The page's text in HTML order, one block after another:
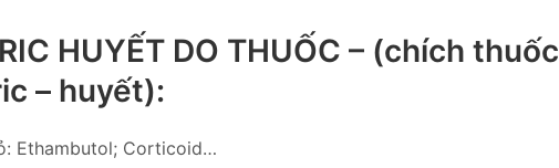
HUYẾT DO THUỐC – (chích thuốc
– huyết):
Ethambutol; Corticoid…